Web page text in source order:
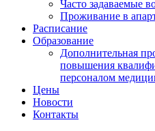
Часто задаваемые
Проживание в
Расписание
Образование
Дополнительная
повышения
персоналом
Цены
Новости
Контакты